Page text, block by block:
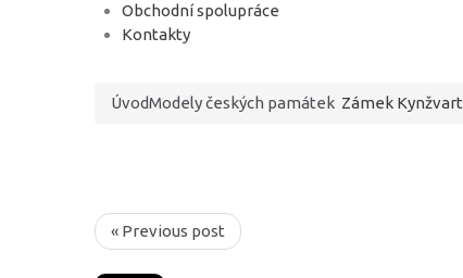
Obchodní spolupráce
Kontakty
ÚvodModely českých památek Zámek Kynžvart
« Previous post